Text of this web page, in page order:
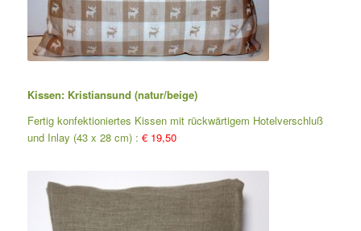
Kissen: Kristiansund (natur/beige)
Fertig konfektioniertes Kissen mit rückwärtigem Hotelverschluß
und Inlay (43 x 28 cm) : € 19,50